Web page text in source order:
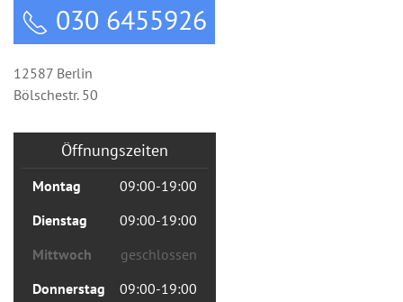
030 6455926
12587 Berlin
Bölschestr. 50
Öffnungszeiten
Montag
09:00-19:00
Dienstag
09:00-19:00
Mittwoch
geschlossen
Donnerstag
09:00-19:00